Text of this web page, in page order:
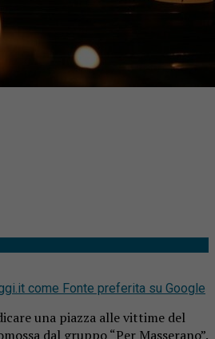
come Fonte preferita su Google
una piazza alle vittime del
dal gruppo “Per Masserano”.